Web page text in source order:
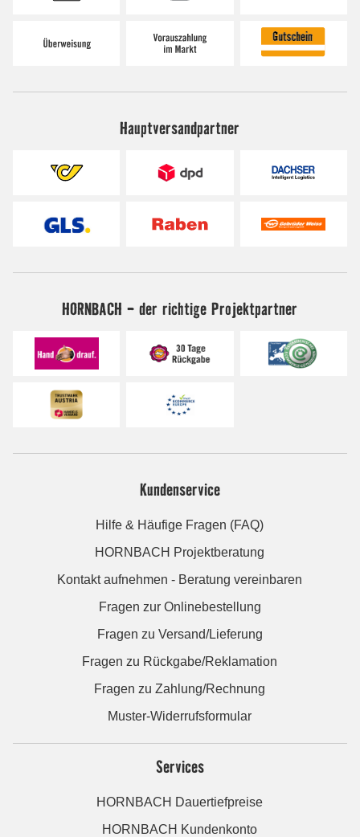
Hauptversandpartner
HORNBACH - der richtige Projektpartner
Kundenservice
Hilfe & Häufige Fragen (FAQ)
HORNBACH Projektberatung
Kontakt aufnehmen - Beratung vereinbaren
Fragen zur Onlinebestellung
Fragen zu Versand/Lieferung
Fragen zu Rückgabe/Reklamation
Fragen zu Zahlung/Rechnung
Muster-Widerrufsformular
Services
HORNBACH Dauertiefpreise
HORNBACH Kundenkonto